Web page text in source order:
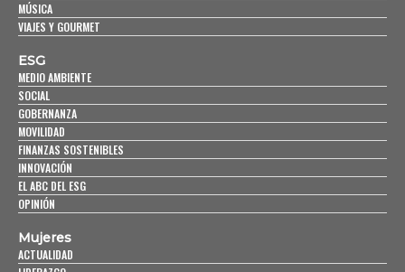
MÚSICA
VIAJES Y GOURMET
ESG
MEDIO AMBIENTE
SOCIAL
GOBERNANZA
MOVILIDAD
FINANZAS SOSTENIBLES
INNOVACIÓN
EL ABC DEL ESG
OPINIÓN
Mujeres
ACTUALIDAD